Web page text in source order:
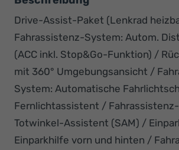
Drive-Assist-Paket (Lenkrad
Fahrassistenz-System: Autom.
(ACC inkl. Stop&Go-Funktion) /
mit 360° Umgebungsansicht /
System: Automatische
Fernlichtassistent /
Totwinkel-Assistent (SAM) /
Einparkhilfe vorn und hinten /